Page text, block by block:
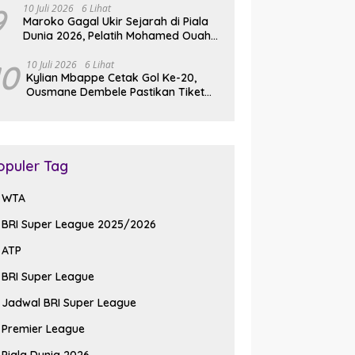
10 Juli 2026 6 Lihat
Maroko Gagal Ukir Sejarah di Piala
Dunia 2026, Pelatih Mohamed Ouahbi
10 Juli 2026 6 Lihat
Kylian Mbappe Cetak Gol Ke-20,
Ousmane Dembele Pastikan Tiket
Tag
WTA
BRI Super League 2025/2026
ATP
BRI Super League
Jadwal BRI Super League
Premier League